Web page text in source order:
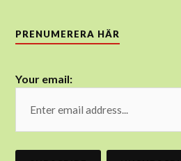
PRENUMERERA HÄR
Your email: